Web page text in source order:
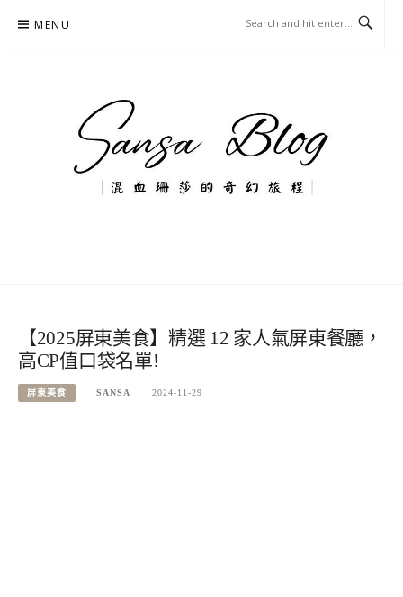
MENU
【2025屏東美食】精選 12 家人氣屏東餐廳，
高CP值口袋名單!
屏東美食 SANSA 2024-11-29